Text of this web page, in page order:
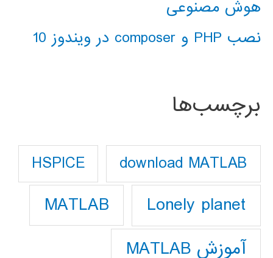
هوش مصنوعی
نصب PHP و composer در ویندوز 10
برچسب‌ها
download MATLAB
HSPICE
Lonely planet
MATLAB
آموزش MATLAB